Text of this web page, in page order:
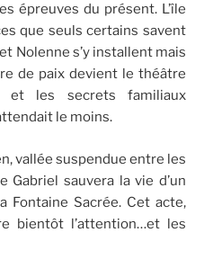
épreuves du présent. L’île
que seuls certains savent
Nolenne s’y installent mais
de paix devient le théâtre
et les secrets familiaux
le moins.
vallée suspendue entre les
Gabriel sauvera la vie d’un
Fontaine Sacrée. Cet acte,
bientôt l’attention…et les